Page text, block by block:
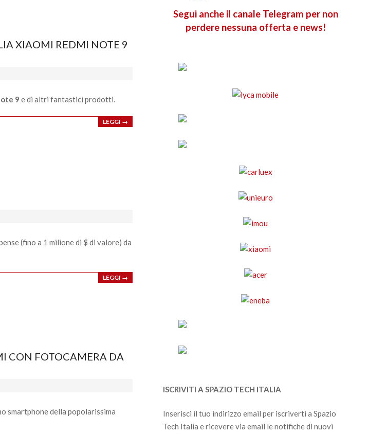
XIAOMI REDMI NOTE 9
9 e di altri fantastici prodotti.
LEGGI →
(fino a 1 milione di $ di valore) da
LEGGI →
CON FOTOCAMERA DA
smartphone della popolarissima
Segui anche il canale Telegram per non
perdere nessuna offerta e news!
ISCRIVITI A SPAZIO TECH ITALIA
Inserisci il tuo indirizzo email per iscriverti a Spazio
Tech Italia e ricevere via email le notifiche di nuovi